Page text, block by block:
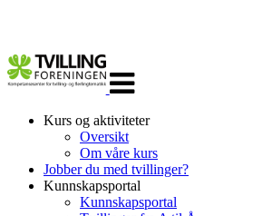
navigasjon
Kurs og aktiviteter
Oversikt
Om våre kurs
Jobber du med tvillinger?
Kunnskapsportal
Kunnskapsportal